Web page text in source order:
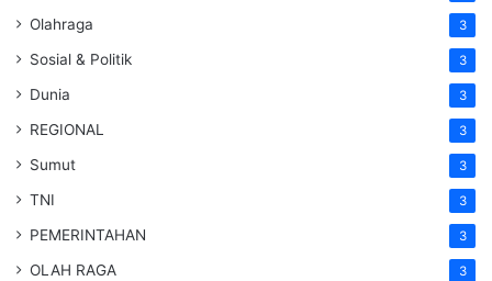
Olahraga 3
Sosial & Politik 3
Dunia 3
REGIONAL 3
Sumut 3
TNI 3
PEMERINTAHAN 3
OLAH RAGA 3